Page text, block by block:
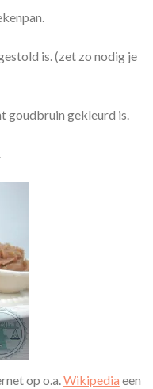
is. (zet zo nodig je
goudbruin gekleurd is.
op o.a. Wikipedia een